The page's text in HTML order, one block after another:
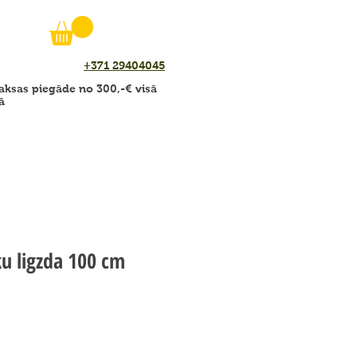
+371 29404045
piegāde no 300,-€ visā
ligzda 100 cm